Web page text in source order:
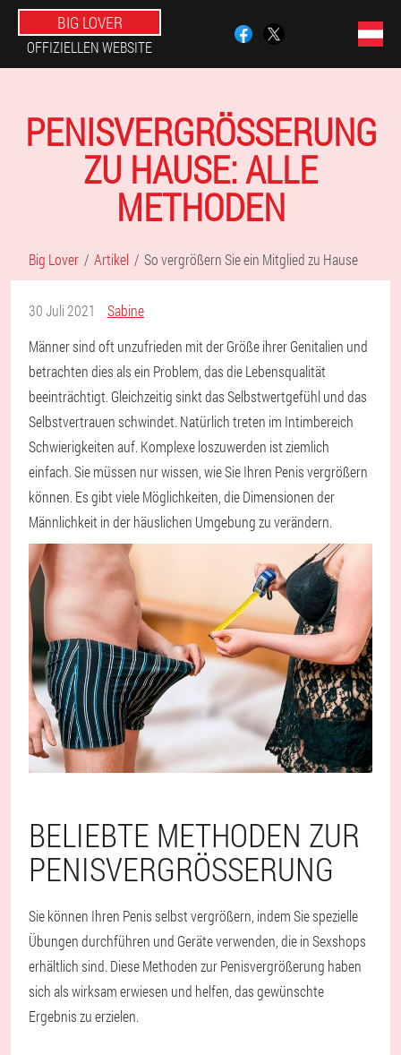
BIG LOVER
OFFIZIELLEN WEBSITE
PENISVERGRÖSSERUNG Z
U HAUSE: ALLE M
ETHODEN
Big Lover Artikel So vergrößern Sie ein Mitglied zu Hause
30 Juli 2021
Sabine
Männer sind oft unzufrieden mit der Größe ihrer Genitalien und
betrachten dies als ein Problem, das die Lebensqualität
beeinträchtigt. Gleichzeitig sinkt das Selbstwertgefühl und das
Selbstvertrauen schwindet. Natürlich treten im Intimbereich
Schwierigkeiten auf. Komplexe loszuwerden ist ziemlich
einfach. Sie müssen nur wissen, wie Sie Ihren Penis vergrößern
können. Es gibt viele Möglichkeiten, die Dimensionen der
Männlichkeit in der häuslichen Umgebung zu verändern.
BELIEBTE METHODEN ZUR
PENISVERGRÖSSERUNG
Sie können Ihren Penis selbst vergrößern, indem Sie spezielle
Übungen durchführen und Geräte verwenden, die in Sexshops
erhältlich sind. Diese Methoden zur Penisvergrößerung haben
sich als wirksam erwiesen und helfen, das gewünschte
Ergebnis zu erzielen.